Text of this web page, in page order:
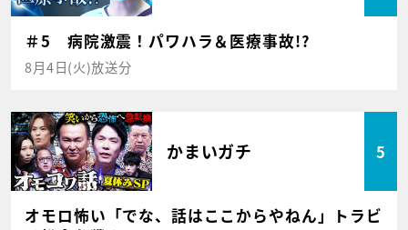
＃5 病院激震！パワハラ＆医療事故!?
8月4日(火)放送分
かまいガチ 5
オモロ怖い「でな、話はここからやねん」トラビ